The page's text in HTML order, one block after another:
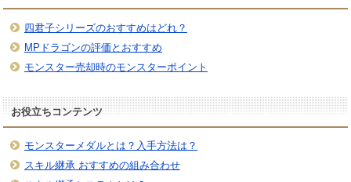
四君子シリーズのおすすめはどれ？
MPドラゴンの評価とおすすめ
モンスター売却時のモンスターポイント
お役立ちコンテンツ
モンスターメダルとは？入手方法は？
スキル継承 おすすめの組み合わせ